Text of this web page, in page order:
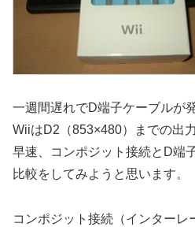
一週間遅れでD端子ケーブルが
WiiはD2（853×480）までの出力
早速、コンポジット接続とD端
比較をしてみようと思います。
コンポジット接続（インターレ